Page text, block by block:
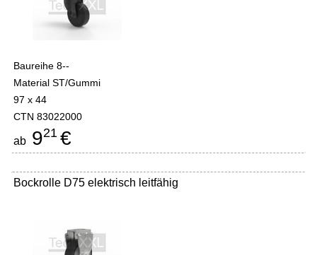
Baureihe 8--
Material ST/Gummi
97 x 44
CTN 83022000
ab 921 €
Bockrolle D75 elektrisch leitfähig